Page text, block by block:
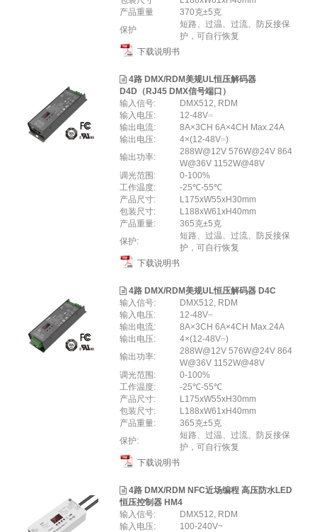
产品重量
370克±5克
保护
短路、过温、过流、防反接保
护，可自行恢复
下载说明书
4路 DMX/RDM美规UL恒压解码器
D4D（RJ45 DMX信号端口）
输入信号:
DMX512, RDM
输入电压:
12-48V⎓
输出电流:
8A×3CH 6A×4CH Max.24A
输出电压:
4×(12-48V⎓)
输出功率:
288W@12V 576W@24V 864
W@36V 1152W@48V
调光范围:
0-100%
工作温度:
-25℃-55℃
产品尺⼨:
L175xW55xH30mm
包装尺⼨:
L188xW61xH40mm
产品重量:
365克±5克
保护:
短路、过温、过流、防反接保
护，可自行恢复
下载说明书
4路 DMX/RDM美规UL恒压解码器 D4C
输入信号:
DMX512, RDM
输入电压:
12-48V⎓
输出电流:
8A×3CH 6A×4CH Max.24A
输出电压:
4×(12-48V⎓)
输出功率:
288W@12V 576W@24V 864
W@36V 1152W@48V
调光范围:
0-100%
工作温度:
-25℃-55℃
产品尺⼨:
L175xW55xH30mm
包装尺⼨:
L188xW61xH40mm
产品重量:
365克±5克
保护:
短路、过温、过流、防反接保
护，可自行恢复
下载说明书
4路 DMX/RDM NFC近场编程 高压防水LED
恒压控制器 HM4
输入信号:
DMX512, RDM
输入电压:
100-240V~